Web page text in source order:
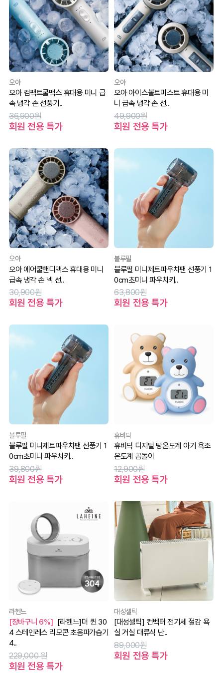
오아
오아 컴팩트쿨맥스 휴대용 미니 급
속 냉각 손 선풍기..
36,900원
회원 전용 특가
오아
오아 아이스볼트미스트 휴대용 미
니 급속 냉각 손 선..
49,900원
회원 전용 특가
오아
오아 에어쿨핸디맥스 휴대용 미니
급속 냉각 손 넥 선..
30,900원
회원 전용 특가
블루필
블루필 미니제트파우치팬 선풍기 1
0cm초미니 파우치키..
63,800원
회원 전용 특가
블루필
블루필 미니제트파우치팬 선풍기 1
0cm초미니 파우치키..
39,800원
회원 전용 특가
휴비딕
휴비딕 디지털 탕온도계 아기 욕조
온도계 곰돌이
12,900원
회원 전용 특가
라헨느
[장바구니 6%] [라헨느]더 퀸 30
4 스테인레스 리모콘 초음파가습기
4..
229,000 원
회원 전용 특가
대성셀틱
[대성셀틱] 컨벡터 전기세 절감 욕
실 거실 대류식 난..
89,000원
회원 전용 특가